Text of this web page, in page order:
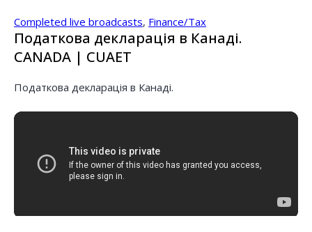
Completed live broadcasts, Finance/Tax
Податкова декларація в Канаді.
CANADA | CUAET
Податкова декларація в Канаді.